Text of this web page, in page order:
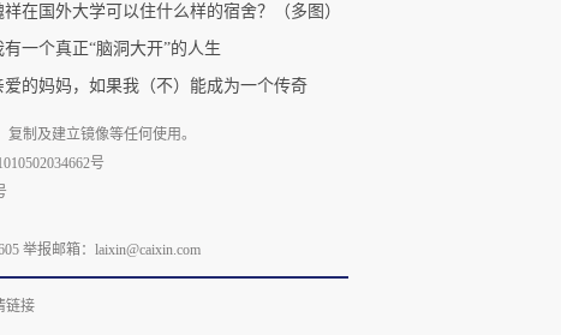
祥在国外大学可以住什么样的宿舍？（多图）
有一个真正“脑洞大开”的人生
爱的妈妈，如果我（不）能成为一个传奇
制及建立镜像等任何使用。
号
举报邮箱：laixin@caixin.com
链接